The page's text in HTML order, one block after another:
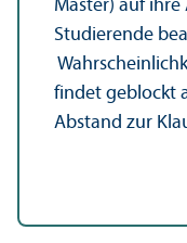
Master) auf ihre
Studierende
findet geblockt
Abstand zur